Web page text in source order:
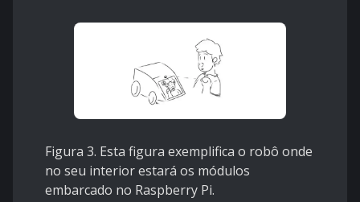
Figura 3. Esta figura exemplifica o robô onde
no seu interior estará os módulos
embarcado no Raspberry Pi.